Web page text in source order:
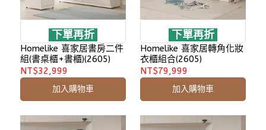
下單再折
Homelike 喜家居書房二件
組(書桌櫃+書櫃)(2605)
NT$32,999
加入購物車
下單再折
Homelike 喜家居轉角化妝
衣櫃組合(2605)
NT$79,999
加入購物車